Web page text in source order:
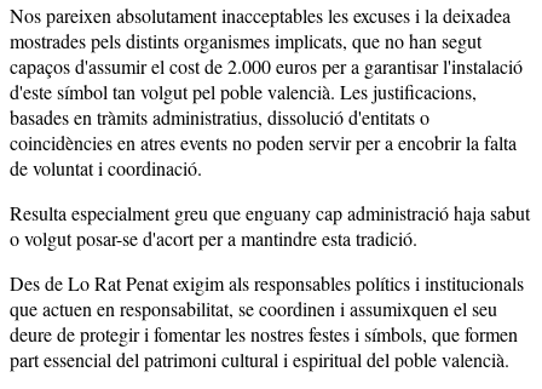
Nos pareixen absolutament inacceptables les excuses i la deixadea
mostrades pels distints organismes implicats, que no han segut
capaços d'assumir el cost de 2.000 euros per a garantisar l'instalació
d'este símbol tan volgut pel poble valencià. Les justificacions,
basades en tràmits administratius, dissolució d'entitats o
coincidències en atres events no poden servir per a encobrir la falta
de voluntat i coordinació.
Resulta especialment greu que enguany cap administració haja sabut
o volgut posar-se d'acort per a mantindre esta tradició.
Des de Lo Rat Penat exigim als responsables polítics i institucionals
que actuen en responsabilitat, se coordinen i assumixquen el seu
deure de protegir i fomentar les nostres festes i símbols, que formen
part essencial del patrimoni cultural i espiritual del poble valencià.